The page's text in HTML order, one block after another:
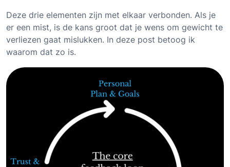
Deze drie elementen zijn met elkaar verbonden. Als je
er een mist, is de kans groot dat je wens om gewicht te
verliezen gaat mislukken. In deze post betoog ik
waarom dat zo is.